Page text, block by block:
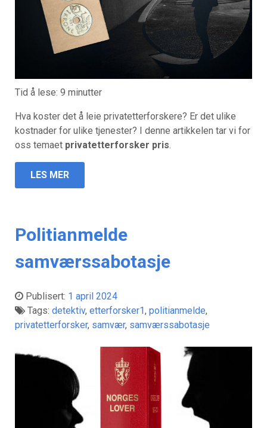
Tid å lese: 9 minutter
Hva koster det å leie privatetterforskere? Er det ulike
kostnader for ulike tjenester? I denne artikkelen tar vi for
oss temaet privatetterforsker pris
LES MER
Politianmelde
samværssabotasje
Publisert: 1 april 2024
Tags: detektiv, etterforsker1, politianmelde,
privatetterforsker, samvær, samværssabotasje